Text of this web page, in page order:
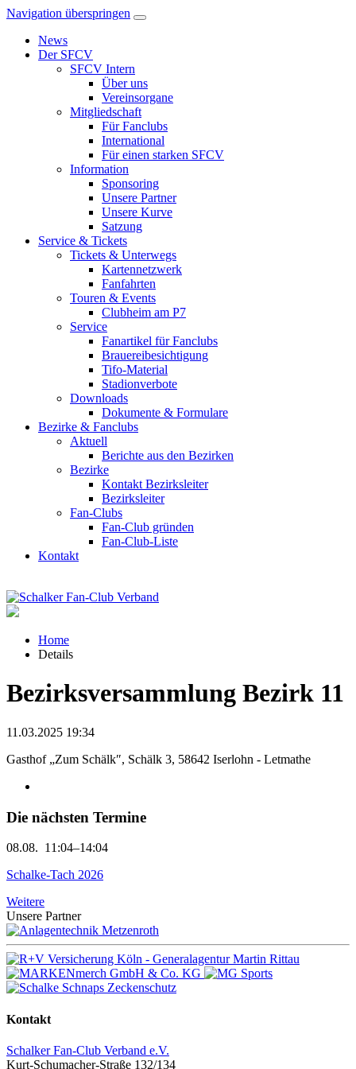
Navigation überspringen
News
Der SFCV
SFCV Intern
Über uns
Vereinsorgane
Mitgliedschaft
Für Fanclubs
International
Für einen starken SFCV
Information
Sponsoring
Unsere Partner
Unsere Kurve
Satzung
Service & Tickets
Tickets & Unterwegs
Kartennetzwerk
Fanfahrten
Touren & Events
Clubheim am P7
Service
Fanartikel für Fanclubs
Brauereibesichtigung
Tifo-Material
Stadionverbote
Downloads
Dokumente & Formulare
Bezirke & Fanclubs
Aktuell
Berichte aus den Bezirken
Bezirke
Kontakt Bezirksleiter
Bezirksleiter
Fan-Clubs
Fan-Club gründen
Fan-Club-Liste
Kontakt
Home
Details
Bezirksversammlung Bezirk 11
11.03.2025 19:34
Gasthof „Zum Schälk″, Schälk 3, 58642 Iserlohn - Letmathe
Die nächsten Termine
08.08. 11:04–14:04
Schalke-Tach 2026
Weitere
Unsere Partner
Kontakt
Schalker Fan-Club Verband e.V.
Kurt-Schumacher-Straße 132/134